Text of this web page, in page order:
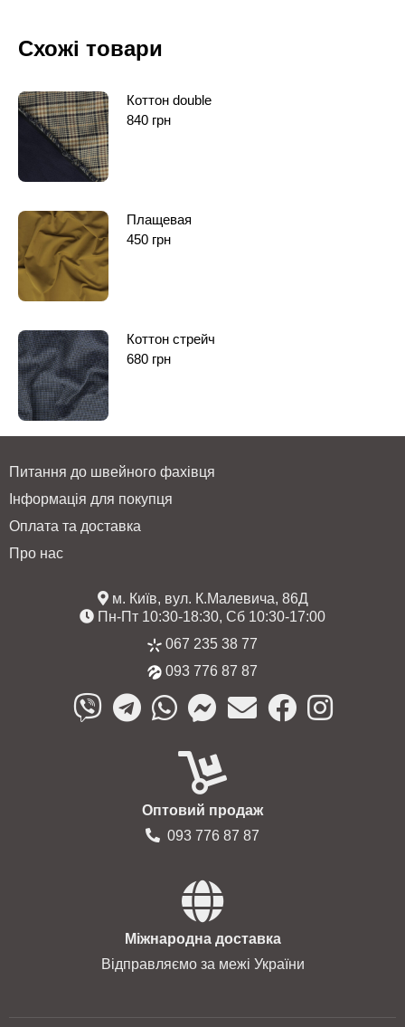
Схожі товари
Коттон double
840 грн
Плащевая
450 грн
Коттон стрейч
680 грн
Питання до швейного фахівця
Інформація для покупця
Оплата та доставка
Про нас
м. Київ, вул. К.Малевича, 86Д
Пн-Пт 10:30-18:30, Сб 10:30-17:00
067 235 38 77
093 776 87 87
Оптовий продаж
093 776 87 87
Міжнародна доставка
Відправляємо за межі України